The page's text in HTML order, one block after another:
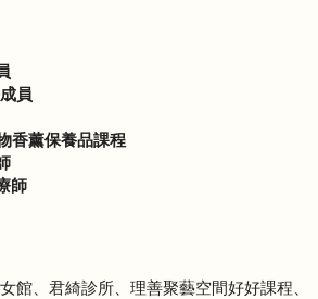
員
香薰保養品課程
師
館、君綺診所、理善聚藝空間好好課程、